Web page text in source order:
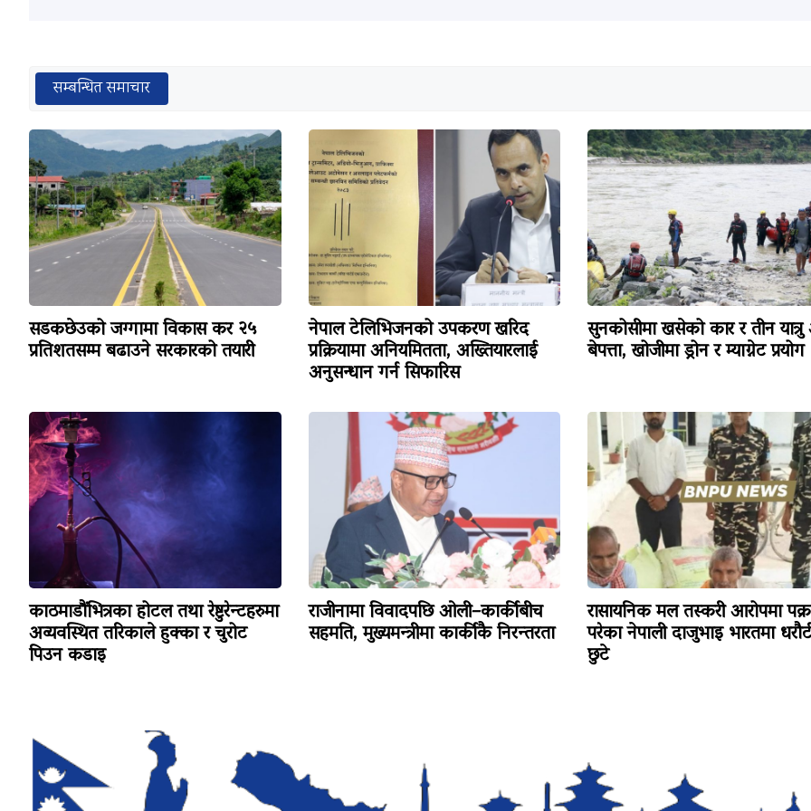
सम्बन्धित समाचार
सडकछेउको जग्गामा विकास कर २५
प्रतिशतसम्म बढाउने सरकारको तयारी
नेपाल टेलिभिजनको उपकरण खरिद
प्रक्रियामा अनियमितता, अख्तियारलाई
अनुसन्धान गर्न सिफारिस
सुनकोसीमा खसेको कार र तीन
बेपत्ता, खोजीमा ड्रोन र म्याग्नेट प्रयोग
काठमाडौंभित्रका होटल तथा रेष्टुरेन्टहरुमा
अव्यवस्थित तरिकाले हुक्का र चुरोट
पिउन कडाइ
राजीनामा विवादपछि ओली–कार्कीबीच
सहमति, मुख्यमन्त्रीमा कार्कीकै निरन्तरता
रासायनिक मल तस्करी आरोपमा
परेका नेपाली दाजुभाइ भारतमा
छुटे